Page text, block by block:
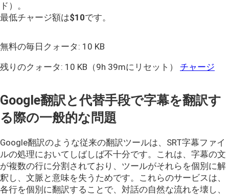
ド）。
最低チャージ額は$10です。
無料の毎日クォータ: 10 KB
残りのクォータ: 10 KB （9h 39mにリセット） チャージ
Google翻訳と代替手段で字幕を翻訳す
る際の一般的な問題
Google翻訳のような従来の翻訳ツールは、SRT字幕ファイ
ルの処理においてしばしば不十分です。これは、字幕の文
が複数の行に分割されており、ツールがそれらを個別に解
釈し、文脈と意味を失うためです。これらのサービスは、
各行を個別に翻訳することで、対話の自然な流れを壊し、